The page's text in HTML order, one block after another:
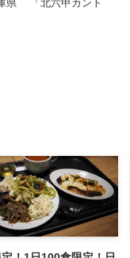
県 「北六甲カント